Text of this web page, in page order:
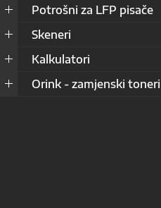
Potrošni za LFP pisače
Skeneri
Kalkulatori
Orink - zamjenski toneri